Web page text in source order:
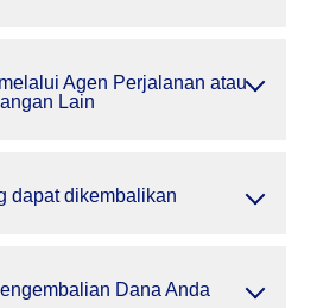
Agen Perjalanan atau
Lain
dapat dikembalikan
Dana Anda